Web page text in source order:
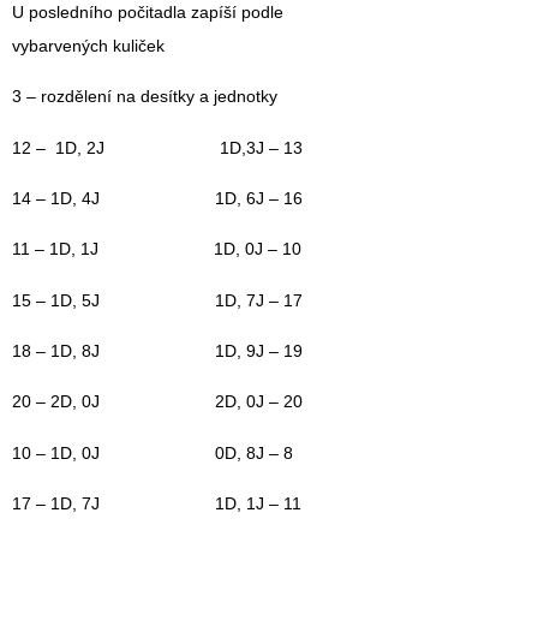
U posledního počitadla zapíší podle
vybarvených kuliček
3 – rozdělení na desítky a jednotky
12 – 1D, 2J 1D,3J – 13
14 – 1D, 4J 1D, 6J – 16
11 – 1D, 1J 1D, 0J – 10
15 – 1D, 5J 1D, 7J – 17
18 – 1D, 8J 1D, 9J – 19
20 – 2D, 0J 2D, 0J – 20
10 – 1D, 0J 0D, 8J – 8
17 – 1D, 7J 1D, 1J – 11